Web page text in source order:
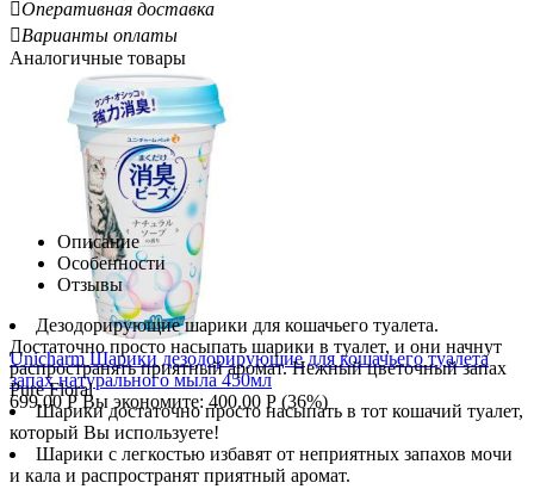
Оперативная доставка
Варианты оплаты
Аналогичные товары
Unicharm Шарики дезодорирующие для кошачьего туалета
запах натурального мыла 450мл
699.00 Р Вы экономите: 400.00 Р (36%)
Описание
Особенности
Отзывы
Дезодорирующие шарики для кошачьего туалета.
Достаточно просто насыпать шарики в туалет, и они начнут
распространять приятный аромат. Нежный цветочный запах
Pure Floral
Шарики достаточно просто насыпать в тот кошачий туалет,
который Вы используете!
Шарики с легкостью избавят от неприятных запахов мочи
и кала и распространят приятный аромат.